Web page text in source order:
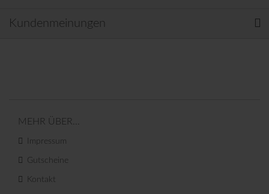
Kundenmeinungen
MEHR ÜBER...
Impressum
Gutscheine
Kontakt